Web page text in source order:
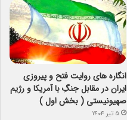
انگاره های روایت فتح و پیروزی
ایران در مقابل جنگِ با آمریکا و رژیم
صهیونیستی ( بخش اول )
۵ تیر ۱۴۰۴